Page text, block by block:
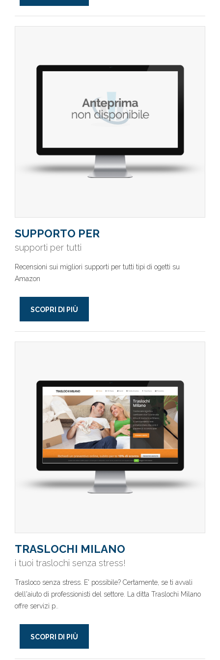
SUPPORTO PER
supporti per tutti
Recensioni sui migliori supporti per tutti tipi di ogetti su
Amazon
SCOPRI DI PIÙ
TRASLOCHI MILANO
i tuoi traslochi senza stress!
Trasloco senza stress. E' possibile? Certamente, se ti avvali
dell'aiuto di professionisti del settore. La ditta Traslochi Milano
offre servizi p..
SCOPRI DI PIÙ